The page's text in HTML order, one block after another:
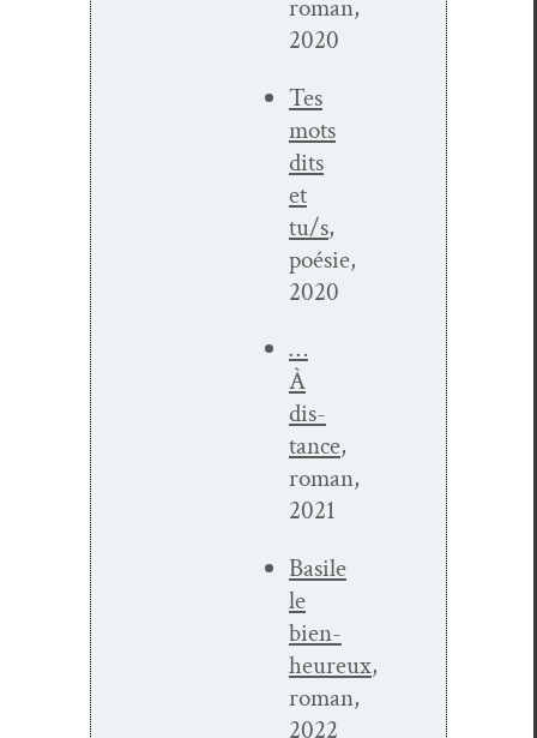
roman,
2020
Tes
mots
dits
et
tu/s,
poésie,
2020
…
À
dis­
tance,
roman,
2021
Basile
le
bien­
heureux,
roman,
2022